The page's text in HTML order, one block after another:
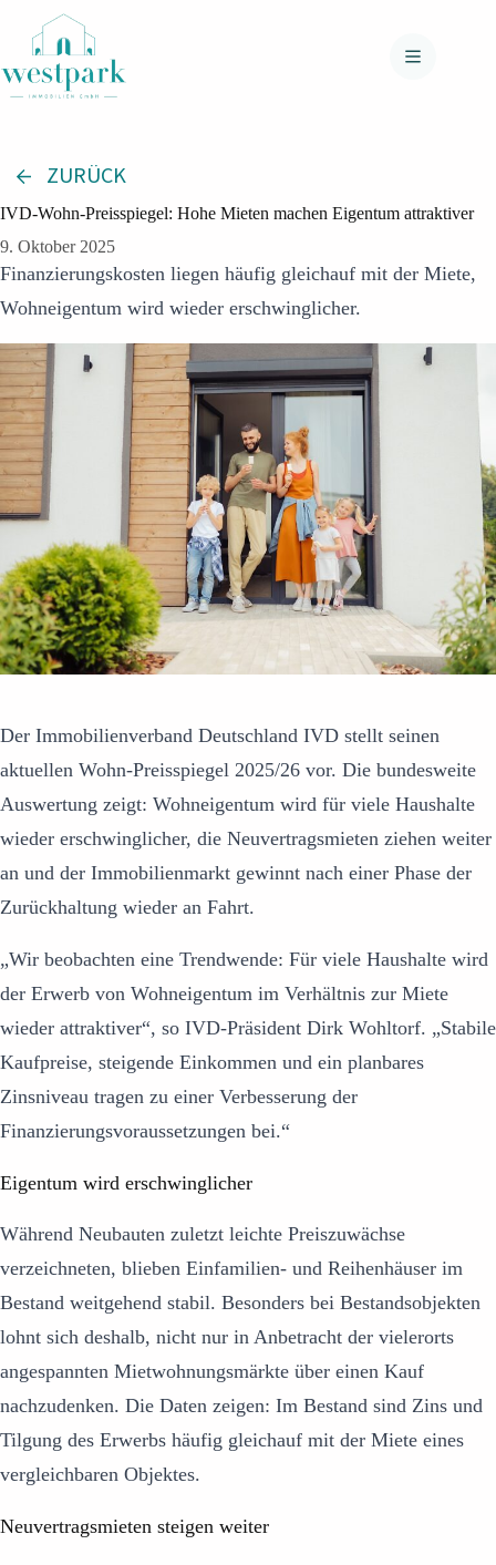
springen
ZURÜCK
IVD-Wohn-Preisspiegel: Hohe Mieten machen Eigentum attraktiver
9. Oktober 2025
Finanzierungskosten liegen häufig gleichauf mit der Miete,
Wohneigentum wird wieder erschwinglicher.
Der Immobilienverband Deutschland IVD stellt seinen
aktuellen Wohn-Preisspiegel 2025/26 vor. Die bundesweite
Auswertung zeigt: Wohneigentum wird für viele Haushalte
wieder erschwinglicher, die Neuvertragsmieten ziehen weiter
an und der Immobilienmarkt gewinnt nach einer Phase der
Zurückhaltung wieder an Fahrt.
„Wir beobachten eine Trendwende: Für viele Haushalte wird
der Erwerb von Wohneigentum im Verhältnis zur Miete
wieder attraktiver“, so IVD-Präsident Dirk Wohltorf. „Stabile
Kaufpreise, steigende Einkommen und ein planbares
Zinsniveau tragen zu einer Verbesserung der
Finanzierungsvoraussetzungen bei.“
Eigentum wird erschwinglicher
Während Neubauten zuletzt leichte Preiszuwächse
verzeichneten, blieben Einfamilien- und Reihenhäuser im
Bestand weitgehend stabil. Besonders bei Bestandsobjekten
lohnt sich deshalb, nicht nur in Anbetracht der vielerorts
angespannten Mietwohnungsmärkte über einen Kauf
nachzudenken. Die Daten zeigen: Im Bestand sind Zins und
Tilgung des Erwerbs häufig gleichauf mit der Miete eines
vergleichbaren Objektes.
Neuvertragsmieten steigen weiter